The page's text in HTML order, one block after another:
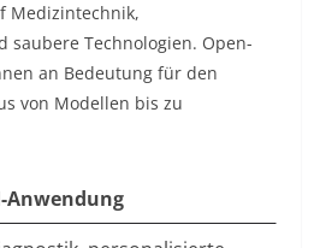
Medizintechnik,
saubere Technologien. Open-
an Bedeutung für den
von Modellen bis zu
Anwendung